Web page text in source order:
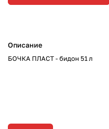
Описание
БОЧКА ПЛАСТ - бидон 51 л